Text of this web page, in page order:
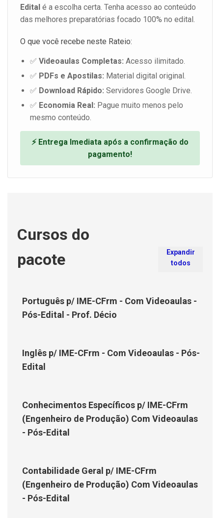
Edital é a escolha certa. Tenha acesso ao conteúdo
das melhores preparatórias focado 100% no edital.
O que você recebe neste Rateio:
✅ Videoaulas Completas: Acesso ilimitado.
✅ PDFs e Apostilas: Material digital original.
✅ Download Rápido: Servidores Google Drive.
✅ Economia Real: Pague muito menos pelo
mesmo conteúdo.
⚡ Entrega Imediata após a confirmação do
pagamento!
Cursos do
pacote
Expandir
todos
Português p/ IME-CFrm - Com Videoaulas -
Pós-Edital - Prof. Décio
Inglês p/ IME-CFrm - Com Videoaulas - Pós-
Edital
Conhecimentos Específicos p/ IME-CFrm
(Engenheiro de Produção) Com Videoaulas
- Pós-Edital
Contabilidade Geral p/ IME-CFrm
(Engenheiro de Produção) Com Videoaulas
- Pós-Edital